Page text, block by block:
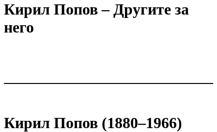
Кирил Попов – Другите за
него
Кирил Попов (1880–1966)